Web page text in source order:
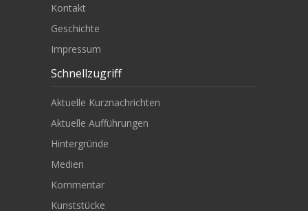
Kontakt
Geschichte
Impressum
Schnellzugriff
Aktuelle Kurznachrichten
Aktuelle Aufführungen
Hintergründe
Medien
Kommentar
Kunststücke